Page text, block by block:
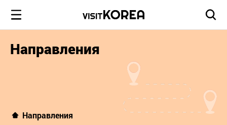
Направления
Направления